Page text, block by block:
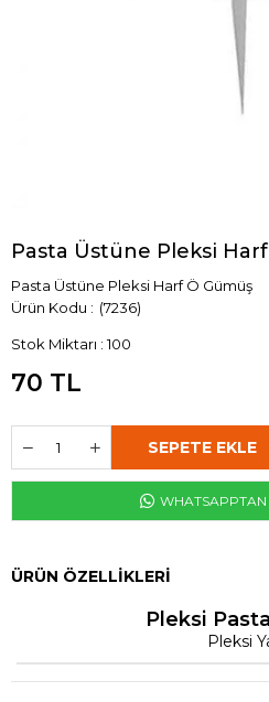
Pasta Üstüne Pleksi
Pasta Üstüne Pleksi Harf Ö Gümüş
(7236)
Stok Miktarı : 100
70 TL
WHATSAPPTAN
ÜRÜN ÖZELLIKLERI
Pleksi Pasta
Pleksi